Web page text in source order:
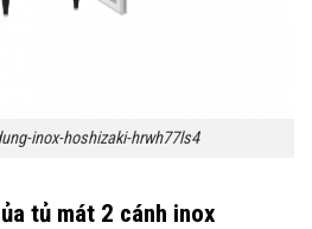
inox-hoshizaki-hrwh77ls4
tủ mát 2 cánh inox